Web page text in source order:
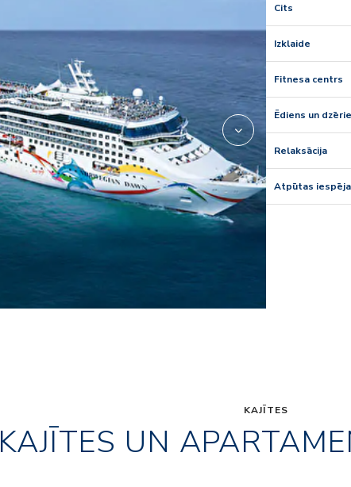
Cits
Izklaide
Fitnesa centrs
Ēdiens un
Relaksācija
Atpūtas
KAJĪTES
KAJĪTES UN